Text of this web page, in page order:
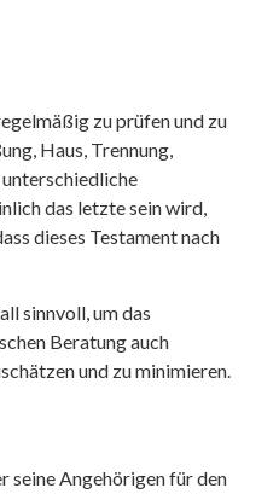
zu prüfen und zu
Haus, Trennung,
das letzte sein wird,
dieses Testament nach
sinnvoll, um das
Beratung auch
und zu minimieren.
seine Angehörigen für den